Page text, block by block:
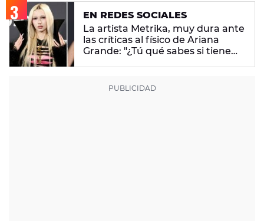
EN REDES SOCIALES
La artista Metrika, muy dura ante
las críticas al físico de Ariana
Grande: "¿Tú qué sabes si tiene